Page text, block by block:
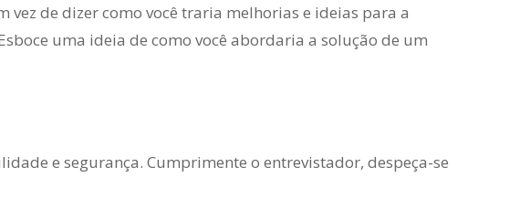
vez de dizer como você traria melhorias e ideias para a
uma ideia de como você abordaria a solução de um
e segurança. Cumprimente o entrevistador, despeça-se